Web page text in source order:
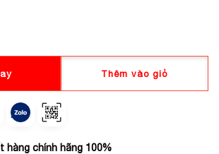
Thêm vào giỏ
hàng chính hãng 100%